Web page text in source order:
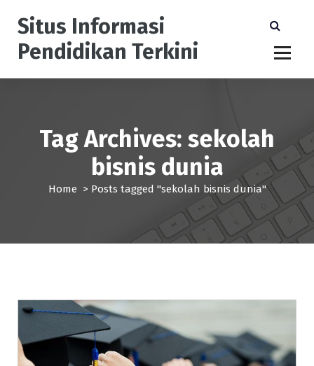
Situs Informasi
Pendidikan Terkini
Tag Archives: sekolah
bisnis dunia
Home > Posts tagged "sekolah bisnis dunia"